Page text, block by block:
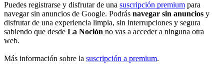
Puedes registrarse y disfrutar de una suscripción premium para
navegar sin anuncios de Google. Podrás navegar sin anuncios y
disfrutar de una experiencia limpia, sin interrupciones y segura
sabiendo que desde La Noción no vas a acceder a ninguna otra
web.
Más información sobre la suscripción a premium.